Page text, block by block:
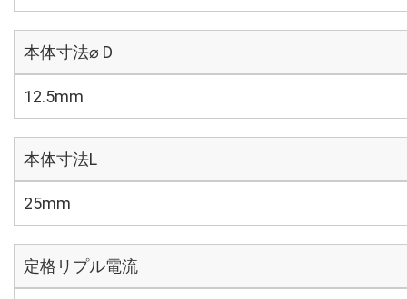
本体寸法⌀ D
12.5mm
本体寸法L
25mm
定格リプル電流